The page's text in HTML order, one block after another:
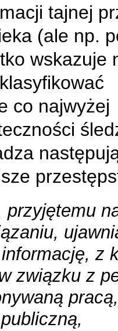
tajnej
(ale np.
wskazuje
co najwyżej
przyjętemu
z
związku z
pracą,